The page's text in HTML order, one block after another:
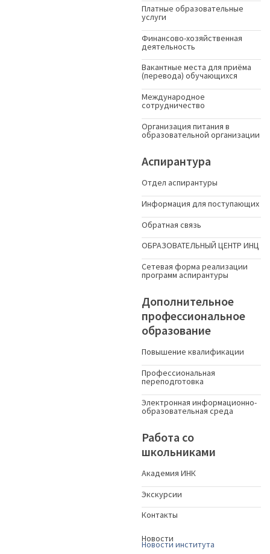
Платные образовательные
услуги
Финансово-хозяйственная
деятельность
Вакантные места для приёма
(перевода) обучающихся
Международное
сотрудничество
Организация питания в
образовательной организации
Аспирантура
Отдел аспирантуры
Информация для поступающих
Обратная связь
ОБРАЗОВАТЕЛЬНЫЙ ЦЕНТР ИНЦ
Сетевая форма реализации
программ аспирантуры
Дополнительное
профессиональное
образование
Повышение квалификации
Профессиональная
переподготовка
Электронная информационно-
образовательная среда
Работа со
школьниками
Академия ИНК
Экскурсии
Контакты
Новости
Новости института